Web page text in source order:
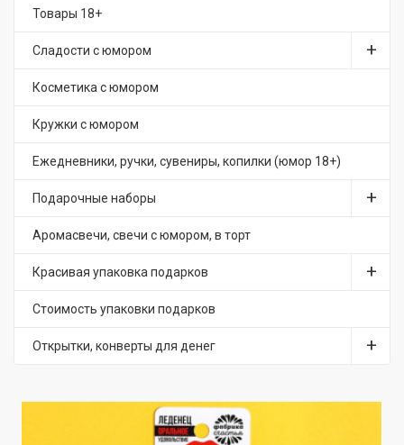
Товары 18+
Сладости с юмором
Косметика с юмором
Кружки с юмором
Ежедневники, ручки, сувениры, копилки (юмор 18+)
Подарочные наборы
Аромасвечи, свечи с юмором, в торт
Красивая упаковка подарков
Стоимость упаковки подарков
Открытки, конверты для денег